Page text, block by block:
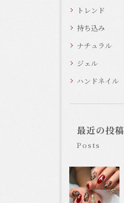
トレンド
持ち込み
ナチュラル
ジェル
ハンドネイル
最近の投稿
Posts